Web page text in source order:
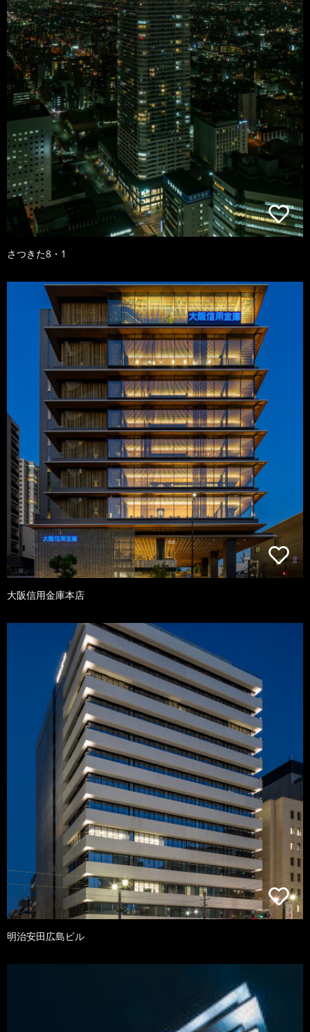
さつきた8・1
大阪信用金庫本店
明治安田広島ビル